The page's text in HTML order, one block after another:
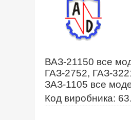
ВАЗ-21150 все
ГАЗ-2752, ГАЗ-
ЗАЗ-1105 все
Код виробника: